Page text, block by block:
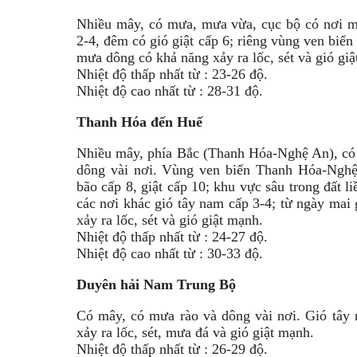
Nhiều mây, có mưa, mưa vừa, cục bộ có nơi
2-4, đêm có gió giật cấp 6; riêng vùng ven
mưa dông có khả năng xảy ra lốc, sét và gió
Nhiệt độ thấp nhất từ : 23-26 độ.
Nhiệt độ cao nhất từ : 28-31 độ.
Thanh Hóa đến Huế
Nhiều mây, phía Bắc (Thanh Hóa-Nghệ An),
dông vài nơi. Vùng ven biển Thanh Hóa-
bão cấp 8, giật cấp 10; khu vực sâu trong đất
các nơi khác gió tây nam cấp 3-4; từ ngày
xảy ra lốc, sét và gió giật mạnh.
Nhiệt độ thấp nhất từ : 24-27 độ.
Nhiệt độ cao nhất từ : 30-33 độ.
Duyên hải Nam Trung Bộ
Có mây, có mưa rào và dông vài nơi. Gió tây
xảy ra lốc, sét, mưa đá và gió giật mạnh.
Nhiệt độ thấp nhất từ : 26-29 độ.